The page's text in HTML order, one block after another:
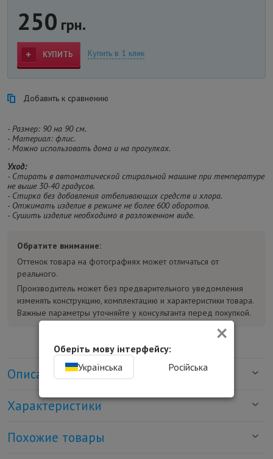
250 грн.
КУПИТЬ Купить в 1 клик
Добавить к сравнению
- Размер: 90 на 90 см.
- Материал: флис.
- Можно использовать дома и на прогулках.
Уход:
- Стирать в автоматической стиральной машине при температуре
не выше 30-40 градусов.
- Стирка без добавления отбеливающих средств и хлора.
- Отжимать изделие в режиме не более 600 оборотов.
- Сушить изделие необходимо в разложенном виде.
Обратите внимание:
Оттенок товара на фотографиях может отличаться от
реального.
Производитель может без предварительного уведомления
изменять конструкцию, комплектацию и характеристики товара.
Важные параметры уточняйте у консультанта перед покупкой.
Описание
Характеристики
Похожие товары
×
Оберіть мову інтерфейсу:
Українська
Російська